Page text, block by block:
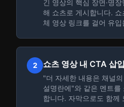
긴 영상의 핵심 장면·명
해 쇼츠로 게시합니다.
체 영상 링크를 걸어 유
2 쇼츠 영상 내 CTA 삽입
"더 자세한 내용은 채널
설명란에"와 같은 멘트를
합니다. 자막으로도 함께